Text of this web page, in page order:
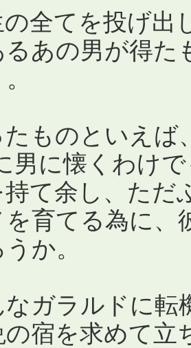
全てを投げ出
るあの男が得た
ものといえば
男に懐くわけ
持て余し、ただ
を育てる為に、
か。
ガラルドに転
の宿を求めて立